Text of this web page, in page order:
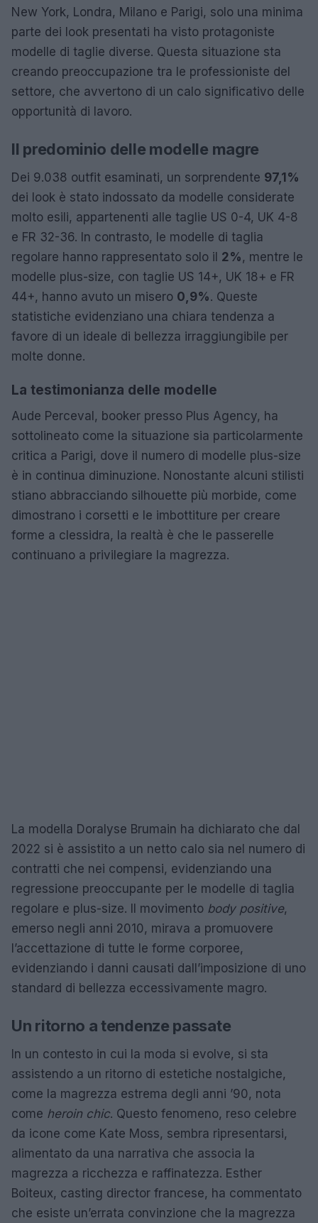
New York, Londra, Milano e Parigi, solo una minima
parte dei look presentati ha visto protagoniste
modelle di taglie diverse. Questa situazione sta
creando preoccupazione tra le professioniste del
settore, che avvertono di un calo significativo delle
opportunità di lavoro.
Il predominio delle modelle magre
Dei 9.038 outfit esaminati, un sorprendente 97,1%
dei look è stato indossato da modelle considerate
molto esili, appartenenti alle taglie US 0-4, UK 4-8
e FR 32-36. In contrasto, le modelle di taglia
regolare hanno rappresentato solo il 2% , mentre le
modelle plus-size, con taglie US 14+, UK 18+ e FR
44+, hanno avuto un misero 0,9%. Queste
statistiche evidenziano una chiara tendenza a
favore di un ideale di bellezza irraggiungibile per
molte donne.
La testimonianza delle modelle
Aude Perceval, booker presso Plus Agency, ha
sottolineato come la situazione sia particolarmente
critica a Parigi, dove il numero di modelle plus-size
è in continua diminuzione. Nonostante alcuni stilisti
stiano abbracciando silhouette più morbide, come
dimostrano i corsetti e le imbottiture per creare
forme a clessidra, la realtà è che le passerelle
continuano a privilegiare la magrezza.
La modella Doralyse Brumain ha dichiarato che dal
2022 si è assistito a un netto calo sia nel numero di
contratti che nei compensi, evidenziando una
regressione preoccupante per le modelle di taglia
regolare e plus-size. Il movimento body positive,
emerso negli anni 2010, mirava a promuovere
l’accettazione di tutte le forme corporee,
evidenziando i danni causati dall’imposizione di uno
standard di bellezza eccessivamente magro.
Un ritorno a tendenze passate
In un contesto in cui la moda si evolve, si sta
assistendo a un ritorno di estetiche nostalgiche,
come la magrezza estrema degli anni ’90, nota
come heroin chic. Questo fenomeno, reso celebre
da icone come Kate Moss, sembra ripresentarsi,
alimentato da una narrativa che associa la
magrezza a ricchezza e raffinatezza. Esther
Boiteux, casting director francese, ha commentato
che esiste un’errata convinzione che la magrezza